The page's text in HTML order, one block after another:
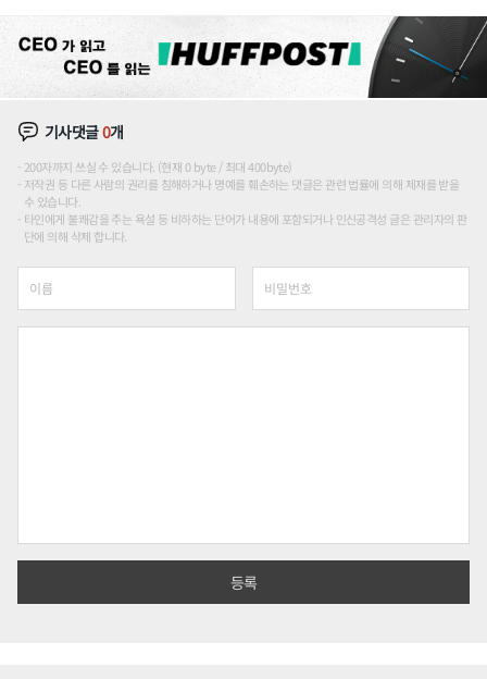
기사댓글0개
200자까지 쓰실 수 있습니다. (현재 0 byte / 최대 400byte)
저작권 등 다른 사람의 권리를 침해하거나 명예를 훼손하는 댓글은 관련 법률에 의해 제재를 받을
수 있습니다.
타인에게 불쾌감을 주는 욕설 등 비하하는 단어가 내용에 포함되거나 인신공격성 글은 관리자의 판
단에 의해 삭제 합니다.